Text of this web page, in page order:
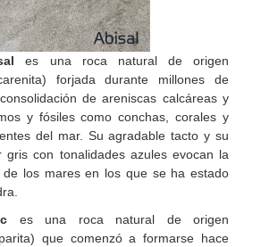
es una roca natural de origen
forjada durante millones de
de areniscas calcáreas y
y fósiles como conchas, corales y
del mar. Su agradable tacto y su
gris con tonalidades azules evocan la
los mares en los que se ha estado
es una roca natural de origen
que comenzó a formarse hace